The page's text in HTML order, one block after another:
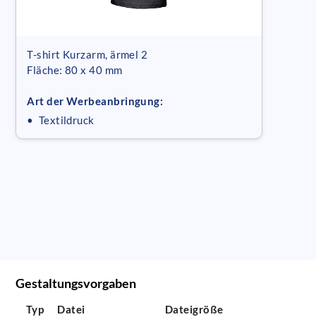
T-shirt Kurzarm, ärmel 2
Fläche: 80 x 40 mm
Art der Werbeanbringung:
• Textildruck
Gestaltungsvorgaben
Typ Datei Dateigröße